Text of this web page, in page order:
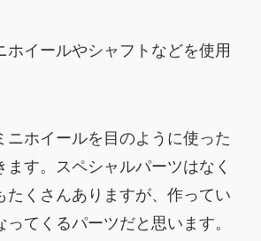
ホイールやシャフトなどを使用
ニホイールを目のように使った
ます。スペシャルパーツはなく
たくさんありますが、作ってい
ってくるパーツだと思います。